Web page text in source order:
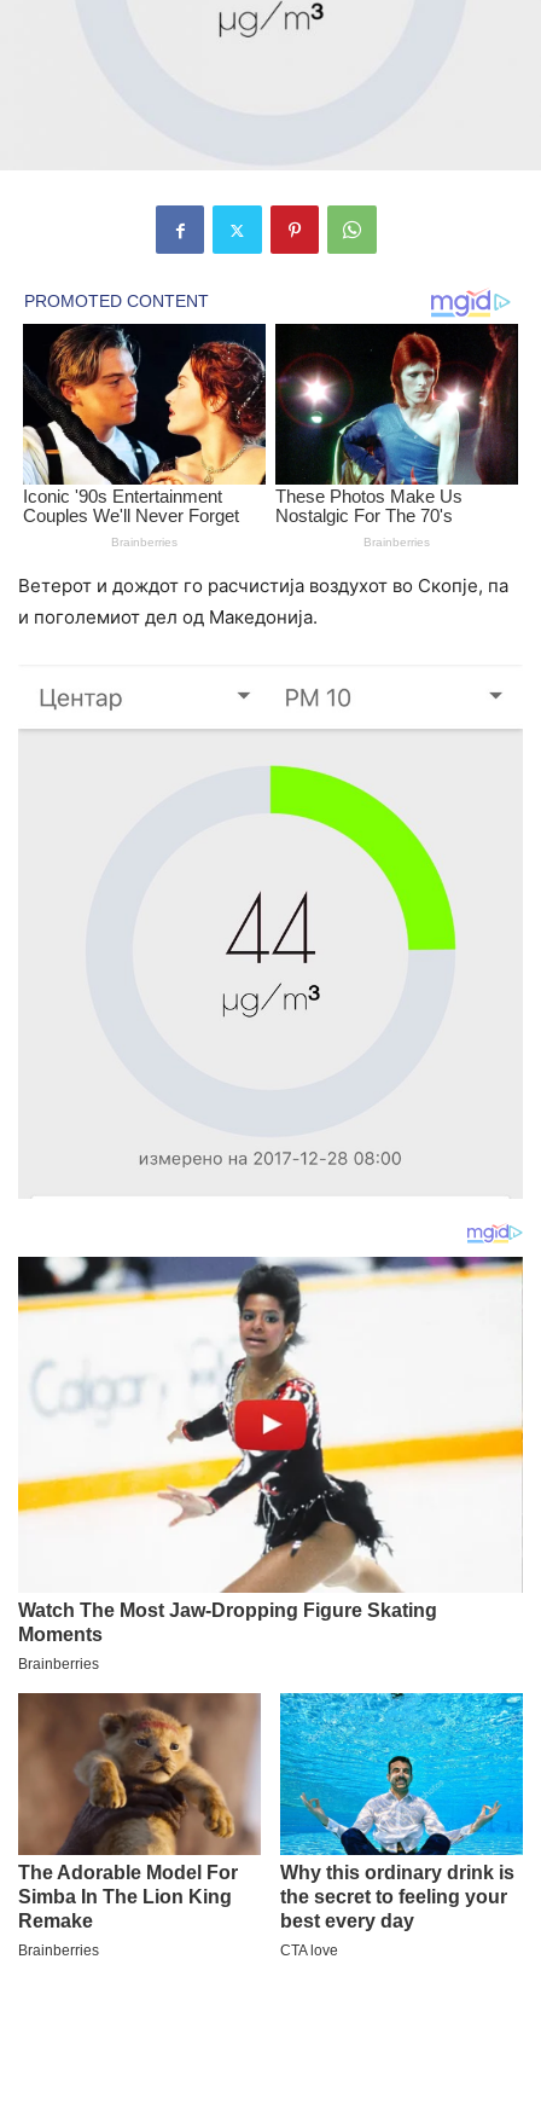
Ветерот и дождот го расчистија воздухот во Скопје, па
и поголемиот дел од Македонија.